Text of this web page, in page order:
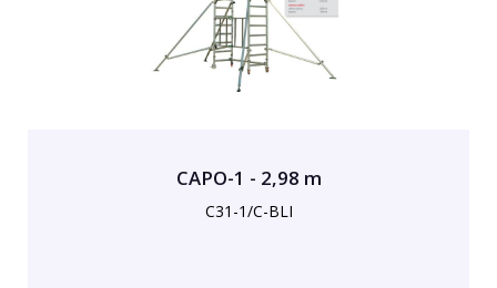
CAPO-1 - 2,98 m
C31-1/C-BLI